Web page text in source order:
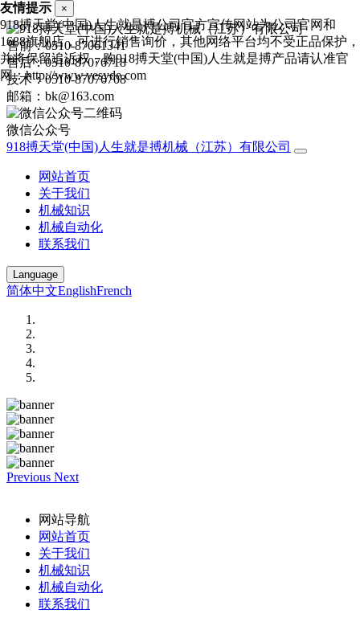
售前：0510-87061341
售后：0510-87076718
技术：0510-87076708
邮箱：bk@163.com
微信公众号
918搏天堂(中国)人生就是搏机械（江苏）有限公司
网站首页
关于我们
机械知识
机械自动化
联系我们
Language
简体中文EnglishFrench
Previous Next
网站导航
网站首页
关于我们
机械知识
机械自动化
联系我们
友情提示 ×
918搏天堂(中国)人生就是搏公司官方宣传网站为公司官网和
1688旗舰店，可进行销售询价，其他网络平台均不受正品保护，
并将保留追诉权，购918搏天堂(中国)人生就是搏产品请认准官
网：http://www.vesyde.com